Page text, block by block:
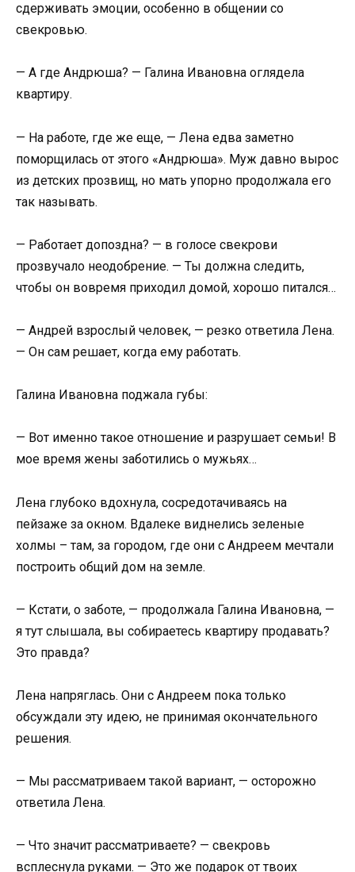
сдерживать эмоции, особенно в общении со
свекровью.
— А где Андрюша? — Галина Ивановна оглядела
квартиру.
— На работе, где же еще, — Лена едва заметно
поморщилась от этого «Андрюша». Муж давно вырос
из детских прозвищ, но мать упорно продолжала его
так называть.
— Работает допоздна? — в голосе свекрови
прозвучало неодобрение. — Ты должна следить,
чтобы он вовремя приходил домой, хорошо питался…
— Андрей взрослый человек, — резко ответила Лена.
— Он сам решает, когда ему работать.
Галина Ивановна поджала губы:
— Вот именно такое отношение и разрушает семьи! В
мое время жены заботились о мужьях…
Лена глубоко вдохнула, сосредотачиваясь на
пейзаже за окном. Вдалеке виднелись зеленые
холмы – там, за городом, где они с Андреем мечтали
построить общий дом на земле.
— Кстати, о заботе, — продолжала Галина Ивановна, —
я тут слышала, вы собираетесь квартиру продавать?
Это правда?
Лена напряглась. Они с Андреем пока только
обсуждали эту идею, не принимая окончательного
решения.
— Мы рассматриваем такой вариант, — осторожно
ответила Лена.
— Что значит рассматриваете? — свекровь
всплеснула руками. — Это же подарок от твоих